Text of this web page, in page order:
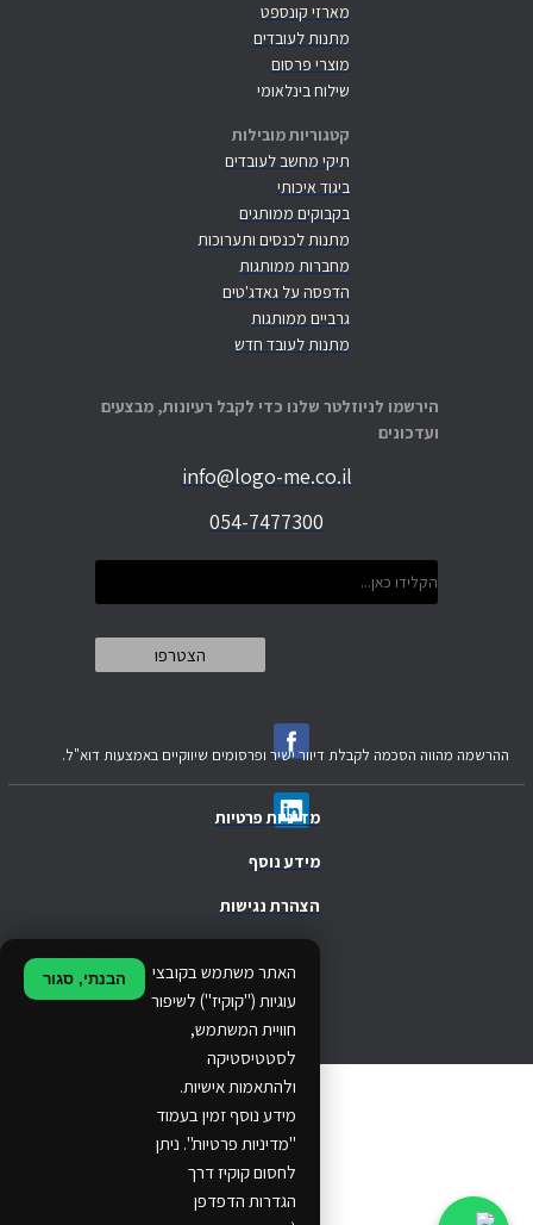
מארזי קונספט
מתנות לעובדים
מוצרי פרסום
שילוח בינלאומי
קטגוריות מובילות
תיקי מחשב לעובדים
ביגוד איכותי
בקבוקים ממותגים
מתנות לכנסים ותערוכות
מחברות ממותגות
הדפסה על גאדג'טים
גרביים ממותגות
מתנות לעובד חדש
הירשמו לניוזלטר שלנו כדי לקבל רעיונות, מבצעים
ועדכונים
info@logo-me.co.il
054-7477300
מדיניות פרטיות
האתר משתמש בקובצי
עוגיות ("קוקיז") לשיפור
חוויית המשתמש,
לסטטיסטיקה
ולהתאמות אישיות.
מידע נוסף זמין בעמוד
"מדיניות פרטיות". ניתן
לחסום קוקיז דרך
הגדרות הדפדפן
הבנתי, סגור
מידע נוסף
.
הצהרת נגישות
ההרשמה מהווה הסכמה לקבלת דיוור ישיר ופרסומים שיווקיים באמצעות דוא"ל.
© 2024 Ethos Business. All rights reserved.
..
...